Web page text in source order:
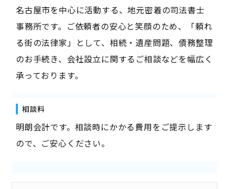
名古屋市を中心に活動する、地元密着の司法書士
事務所です。ご依頼者の安心と笑顔のため、「頼れ
る街の法律家」として、相続・遺産問題、債務整理
のお手続き、会社設立に関するご相談などを幅広く
承っております。
相談料
明朗会計です。相談時にかかる費用をご提示します
ので、ご安心ください。